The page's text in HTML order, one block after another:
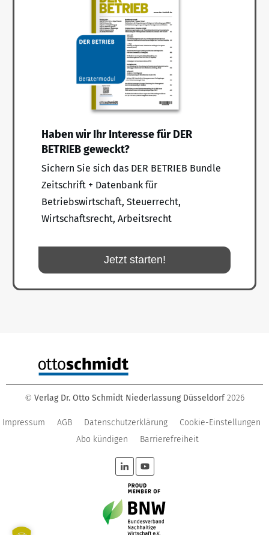
Haben wir Ihr Interesse für DER
BETRIEB geweckt?
Sichern Sie sich das DER BETRIEB Bundle
Zeitschrift + Datenbank für
Betriebswirtschaft, Steuerrecht,
Wirtschaftsrecht, Arbeitsrecht
Jetzt starten!
© Verlag Dr. Otto Schmidt Niederlassung Düsseldorf 2026
Impressum AGB Datenschutzerklärung
Cookie-Einstellungen
Abo kündigen
Barrierefreiheit